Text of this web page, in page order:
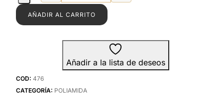
AÑADIR AL CARRITO
Añadir a la lista de deseos
COD: 476
CATEGORÍA: POLIAMIDA